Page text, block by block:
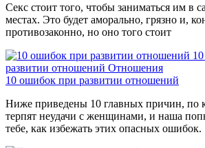
Секс стоит того, чтобы заниматься им в
местах. Это будет аморально, грязно и,
противозаконно, но оно того стоит
развитии отношений Отношения
10 ошибок при развитии отношений
Ниже приведены 10 главных причин,
терпят неудачи с женщинами, и наша
тебе, как избежать этих опасных ошибок.